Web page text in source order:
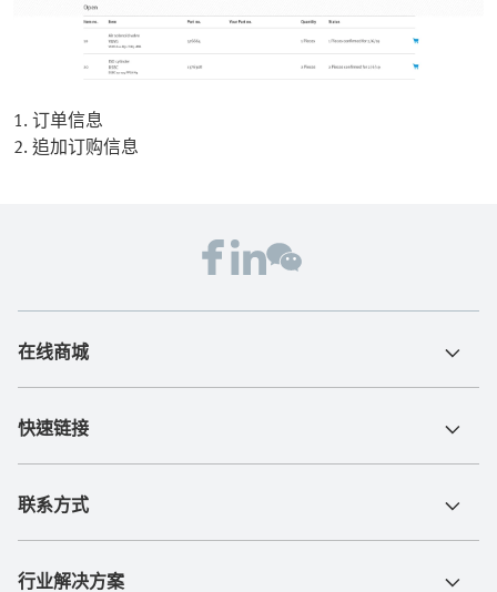
1. 订单信息
2. 追加订购信息
在线商城
快速链接
联系方式
行业解决方案